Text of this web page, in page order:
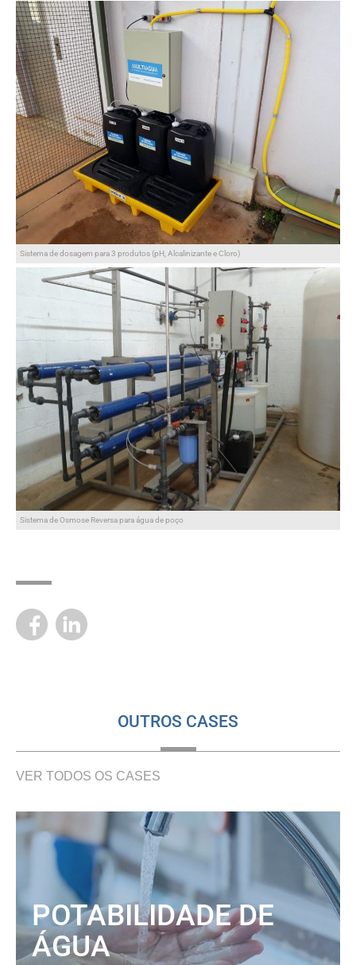
Sistema de dosagem para 3 produtos (pH, Alcalinizante e Cloro)
Sistema de Osmose Reversa para água de poço
OUTROS CASES
VER TODOS OS CASES
POTABILIDADE DE
ÁGUA